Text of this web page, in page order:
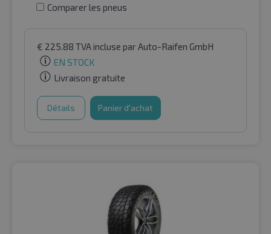
Comparer les pneus
€ 225.88 TVA incluse par Auto-Raifen GmbH
EN STOCK
Livraison gratuite
Détails Panier d'achat